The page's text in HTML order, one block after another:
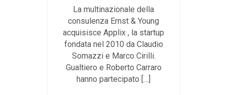
La multinazionale della
consulenza Ernst & Young
acquisisce Applix , la startup
fondata nel 2010 da Claudio
Somazzi e Marco Cirilli.
Gualtiero e Roberto Carraro
hanno partecipato […]